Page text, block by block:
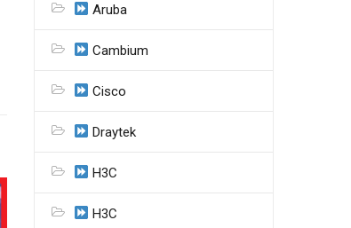
Aruba
Cambium
Cisco
Draytek
H3C
H3C